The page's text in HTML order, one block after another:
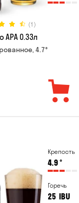
(1)
APA 0.33л
4.7°
Крепость
4.9°
Горечь
25 IBU